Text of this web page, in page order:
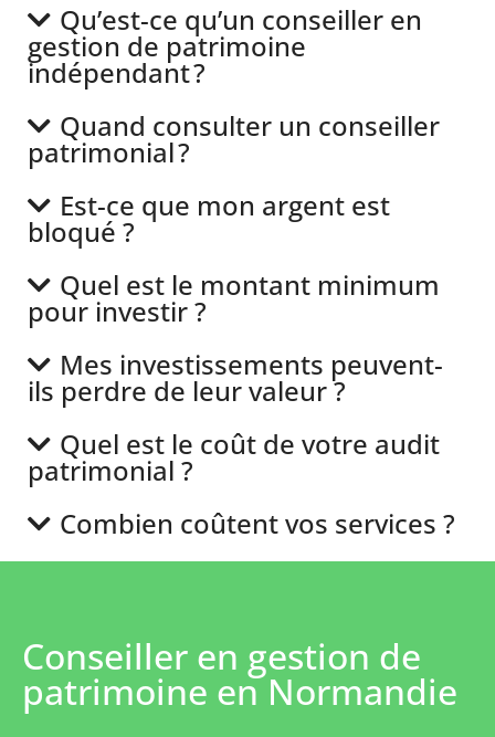
Qu’est-ce qu’un conseiller en
gestion de patrimoine
indépendant ?
Quand consulter un conseiller
patrimonial ?
Est-ce que mon argent est
bloqué ?
Quel est le montant minimum
pour investir ?
Mes investissements peuvent-
ils perdre de leur valeur ?
Quel est le coût de votre audit
patrimonial ?
Combien coûtent vos services ?
Conseiller en gestion de
patrimoine en Normandie